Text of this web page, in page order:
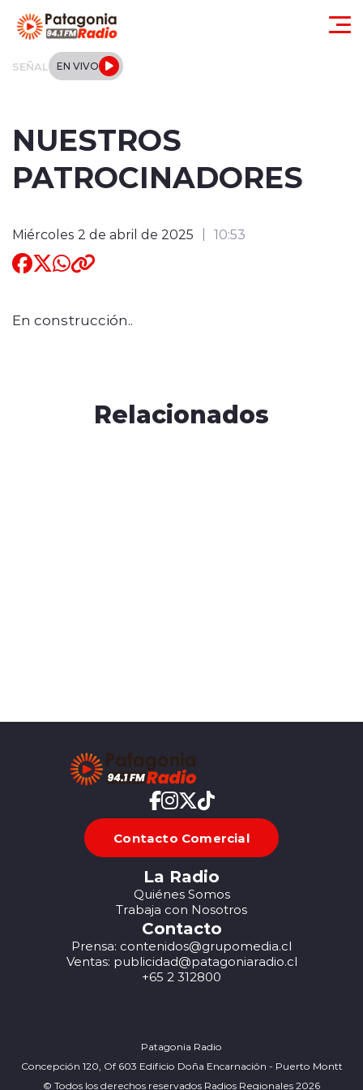
SEÑAL EN VIVO
Tendencias
Internacional
Deportes
NUESTROS
PATROCINADORES
Miércoles 2 de abril de 2025 10:53
En construcción..
Relacionados
Contacto Comercial
La Radio
Quiénes Somos
Trabaja con Nosotros
Contacto
Prensa: contenidos@grupomedia.cl
Ventas: publicidad@patagoniaradio.cl
+65 2 312800
Patagonia Radio
Concepción 120, Of 603 Edificio Doña Encarnación - Puerto Montt
© Todos los derechos reservados Radios Regionales 2026